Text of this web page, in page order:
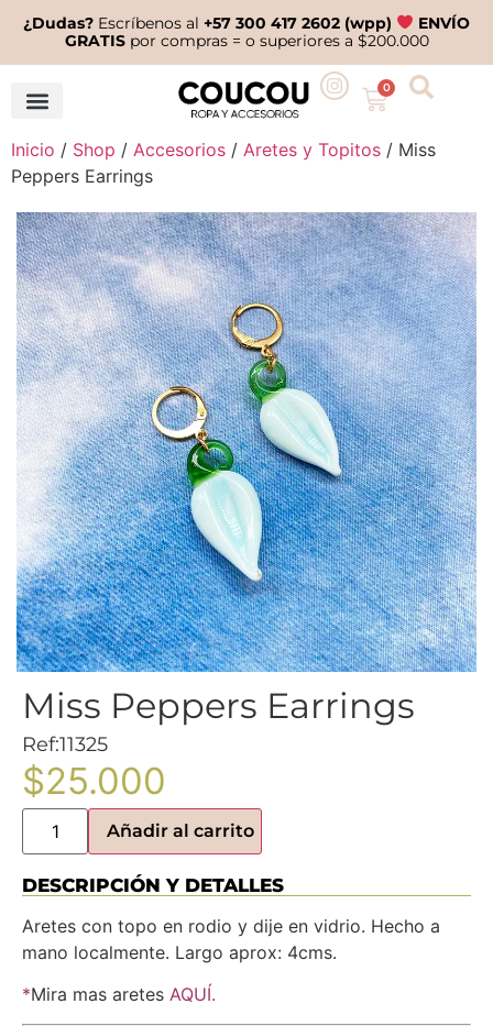
¿Dudas? Escríbenos al+57 300 417 2602 (wpp)
ENVÍO
GRATISpor compras = o superiores a $200.000
0
Inicio / Shop / Accesorios / Aretes y Topitos / Miss
Peppers Earrings
Miss Peppers Earrings
Ref:11325
$25.000
Añadir al carrito
DESCRIPCIÓN Y DETALLES
Aretes con topo en rodio y dije en vidrio. Hecho a
mano localmente. Largo aprox: 4cms.
*Mira mas aretes AQUÍ.